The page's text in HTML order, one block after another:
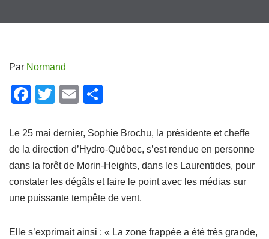
Par Normand
F
c
e
b
o
k
T
tt
er
E
ail ta
g
er
Le 25 mai dernier, Sophie Brochu, la présidente et cheffe
de la direction d’Hydro-Québec, s’est rendue en personne
dans la forêt de Morin-Heights, dans les Laurentides, pour
constater les dégâts et faire le point avec les médias sur
une puissante tempête de vent.
Elle s’exprimait ainsi : « La zone frappée a été très grande,